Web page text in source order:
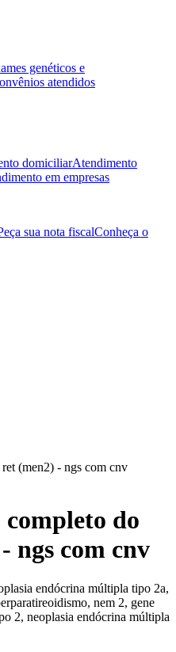
genéticos e
atendidos
domiciliarAtendimento
em empresas
sua nota fiscalConheça o
(men2) - ngs com cnv
completo do
ngs com cnv
endócrina múltipla tipo 2a,
nem 2, gene
2, neoplasia endócrina múltipla